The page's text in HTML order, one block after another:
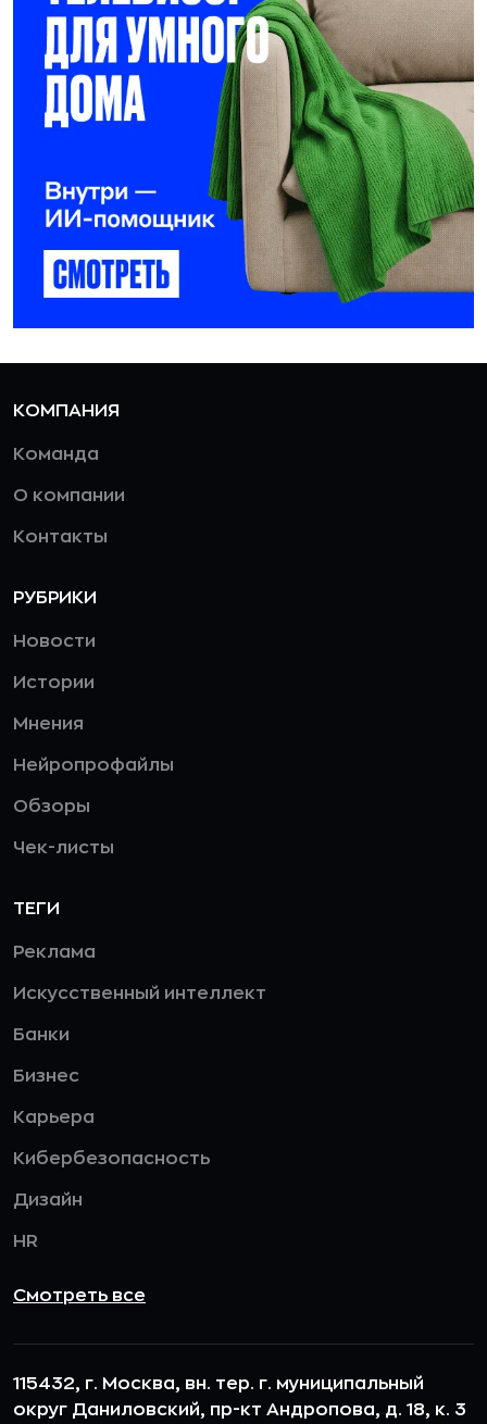
КОМПАНИЯ
Команда
О компании
Контакты
РУБРИКИ
Новости
Истории
Мнения
Нейропрофайлы
Обзоры
Чек-листы
ТЕГИ
Реклама
Искусственный интеллект
Банки
Бизнес
Карьера
Кибербезопасность
Дизайн
HR
Смотреть все
115432, г. Москва, вн. тер. г. муниципальный
округ Даниловский, пр-кт Андропова, д. 18, к. 3